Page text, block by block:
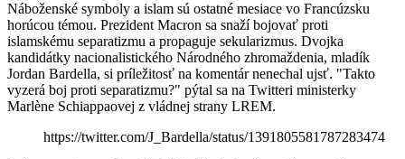
Náboženské symboly a islam sú ostatné mesiace vo Francúzsku
horúcou témou. Prezident Macron sa snaží bojovať proti
islamskému separatizmu a propaguje sekularizmus. Dvojka
kandidátky nacionalistického Národného zhromaždenia, mladík
Jordan Bardella, si príležitosť na komentár nenechal ujsť. "Takto
vyzerá boj proti separatizmu?" pýtal sa na Twitteri ministerky
Marlène Schiappaovej z vládnej strany LREM.
https://twitter.com/J_Bardella/status/1391805581787283474